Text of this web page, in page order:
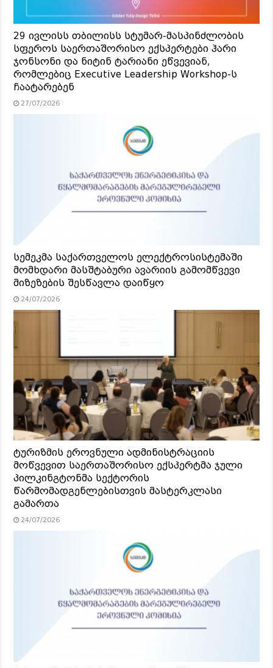
29 ივლისს თბილისს სტუმარ-მასპინძლობის
სფეროს საერთაშორისო ექსპერტები ჰარი
ჯონსონი და ნიტინ ტარიანი ეწვევიან,
რომლებიც Executive Leadership Workshop-ს
ჩაატარებენ
27/07/2026
სემეკმა საქართველოს ელექტროსისტემაში
მომხდარი მასშტაბური ავარიის გამომწვევი
მიზეზების შესწავლა დაიწყო
24/07/2026
ტურიზმის ეროვნული ადმინისტრაციის
მოწვევით საერთაშორისო ექსპერტმა ჯული
პილკინგტონმა სექტორის
წარმომადგენლებისთვის მასტერკლასი
გამართა
24/07/2026